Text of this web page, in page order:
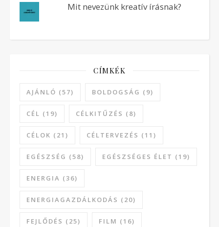
Mit nevezünk kreatív írásnak?
CÍMKÉK
AJÁNLÓ (57) BOLDOGSÁG (9)
CÉL (19) CÉLKITŰZÉS (8)
CÉLOK (21) CÉLTERVEZÉS (11)
EGÉSZSÉG (58) EGÉSZSÉGES ÉLET (19)
ENERGIA (36)
ENERGIAGAZDÁLKODÁS (20)
FEJLŐDÉS (25) FILM (16)